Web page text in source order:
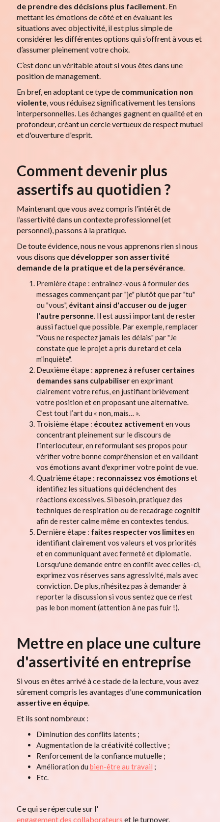
de prendre des décisions plus facilement. En
mettant les émotions de côté et en évaluant les
situations avec objectivité, il est plus simple de
considérer les différentes options qui s’offrent à vous et
d’assumer pleinement votre choix.
C’est donc un véritable atout si vous êtes dans une
position de management.
En bref, en adoptant ce type de communication non
violente, vous réduisez significativement les tensions
interpersonnelles. Les échanges gagnent en qualité et en
profondeur, créant un cercle vertueux de respect mutuel
et d'ouverture d'esprit.
Comment devenir plus
assertifs au quotidien ?
Maintenant que vous avez compris l’intérêt de
l’assertivité dans un contexte professionnel (et
personnel), passons à la pratique.
De toute évidence, nous ne vous apprenons rien si nous
vous disons que développer son assertivité
demande de la pratique et de la persévérance.
Première étape : entraînez-vous à formuler des
messages commençant par "je" plutôt que par "tu"
ou "vous", évitant ainsi d'accuser ou de juger
l'autre personne. Il est aussi important de rester
aussi factuel que possible. Par exemple, remplacer
"Vous ne respectez jamais les délais" par "Je
constate que le projet a pris du retard et cela
m'inquiète".
Deuxième étape : apprenez à refuser certaines
demandes sans culpabiliseren exprimant
clairement votre refus, en justifiant brièvement
votre position et en proposant une alternative.
C’est tout l’art du « non, mais… ».
Troisième étape : écoutez activement en vous
concentrant pleinement sur le discours de
l'interlocuteur, en reformulant ses propos pour
vérifier votre bonne compréhension et en validant
vos émotions avant d'exprimer votre point de vue.
Quatrième étape : reconnaissez vos émotionset
identifiez les situations qui déclenchent des
réactions excessives. Si besoin, pratiquez des
techniques de respiration ou de recadrage cognitif
afin de rester calme même en contextes tendus.
Dernière étape : faites respecter vos limitesen
identifiant clairement vos valeurs et vos priorités
et en communiquant avec fermeté et diplomatie.
Lorsqu'une demande entre en conflit avec celles-ci,
exprimez vos réserves sans agressivité, mais avec
conviction. De plus, n’hésitez pas à demander à
reporter la discussion si vous sentez que ce n’est
pas le bon moment (attention à ne pas fuir !).
Mettre en place une culture
d'assertivité en entreprise
Si vous en êtes arrivé à ce stade de la lecture, vous avez
sûrement compris les avantages d'une communication
assertive en équipe.
Et ils sont nombreux :
Diminution des conflits latents ;
Augmentation de la créativité collective ;
Renforcement de la confiance mutuelle ;
Amélioration dubien-être au travail ;
Etc.
Ce qui se répercute sur l'
engagement des collaborateurs et le turnover.